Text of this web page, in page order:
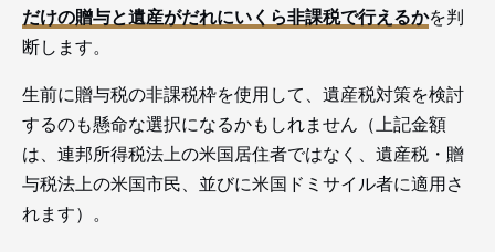
だけの贈与と遺産がだれにいくら非課税で行えるかを判
断します。
生前に贈与税の非課税枠を使用して、遺産税対策を検討
するのも懸命な選択になるかもしれません（上記金額
は、連邦所得税法上の米国居住者ではなく、遺産税・贈
与税法上の米国市民、並びに米国ドミサイル者に適用さ
れます）。